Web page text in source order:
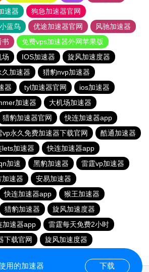
速器
狗急加速器官网
小蓝鸟 优途加速器官网
风驰加速器
书
免费vps加速器外网苹果版
场 IOS加速器
旋风加速度器
久加速器
猎豹nvp加速器
器 tyl加速器官网
ios加速器
加速器
大机场加速器
猎豹加速器官网
快连加速器app
vp永久免费加速器下载官网
酷通加速器
lets加速器
快连加速器app
加速 黑豹加速器
雷霆vp加速器
加速器
安易加速器
快连加速器app
猴王加速器
猎豹加速器
旋风加速度器
加速器app
雷霆每天免费2小时
下载官网
旋风加速度器
用的加速器 下载